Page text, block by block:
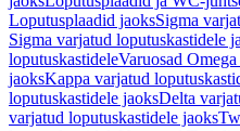
Loputusplaadid jaoksSigma
Sigma varjatud loputuskastidele
loputuskastideleVaruosad
jaoksKappa varjatud
loputuskastidele jaoksDelta
varjatud loputuskastidele jaoks